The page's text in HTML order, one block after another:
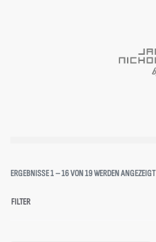
ERGEBNISSE 1 – 16 VON 19 WERDEN ANGEZEIGT
FILTER